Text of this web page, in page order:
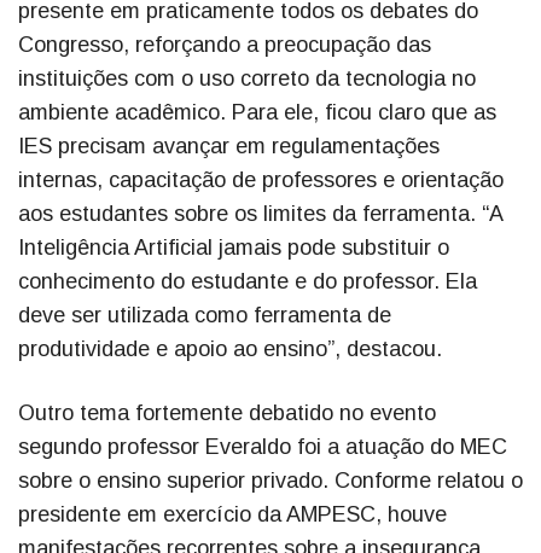
presente em praticamente todos os debates do
Congresso, reforçando a preocupação das
instituições com o uso correto da tecnologia no
ambiente acadêmico. Para ele, ficou claro que as
IES precisam avançar em regulamentações
internas, capacitação de professores e orientação
aos estudantes sobre os limites da ferramenta. “A
Inteligência Artificial jamais pode substituir o
conhecimento do estudante e do professor. Ela
deve ser utilizada como ferramenta de
produtividade e apoio ao ensino”, destacou.
Outro tema fortemente debatido no evento
segundo professor Everaldo foi a atuação do MEC
sobre o ensino superior privado. Conforme relatou o
presidente em exercício da AMPESC, houve
manifestações recorrentes sobre a insegurança